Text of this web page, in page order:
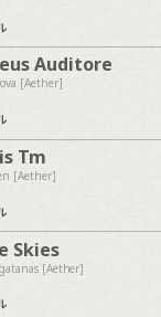
Auditore
[Aether]
Tm
[Aether]
Skies
[Aether]